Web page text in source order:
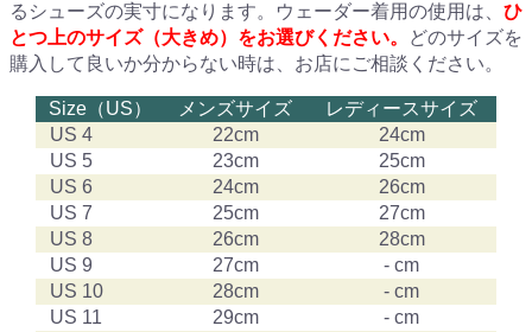
るシューズの実寸になります。ウェーダー着用の使用は、 ひ
とつ上のサイズ（大きめ）をお選びください。
どのサイズを
購入して良いか分からない時は、お店にご相談ください。
Size（US） メンズサイズ
レディースサイズ
US 4
22cm
24cm
US 5
23cm
25cm
US 6
24cm
26cm
US 7
25cm
27cm
US 8
26cm
28cm
US 9
27cm
- cm
US 10
28cm
- cm
US 11
29cm
- cm